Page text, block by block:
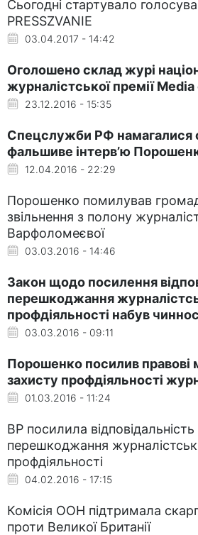
Сьогодні стартувало
PRESSZVANIE
03.04.2017 - 14:42
Оголошено склад журі
журналістської премії
23.12.2016 - 15:35
Спецслужби РФ намагалися
фальшиве інтерв’ю
12.04.2016 - 22:29
Порошенко помилував
звільнення з полону
Варфоломеєвої
03.03.2016 - 14:46
Закон щодо посилення
перешкоджання
профдіяльності набув
03.03.2016 - 09:11
Порошенко посилив правові
захисту профдіяльності
01.03.2016 - 11:24
ВР посилила відповідальність
перешкоджання
профдіяльності
04.02.2016 - 17:15
Комісія ООН підтримала
проти Великої Британії